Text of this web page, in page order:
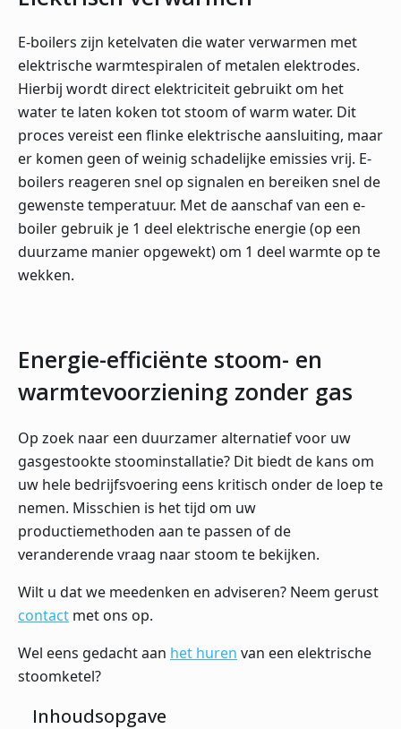
E-boilers zijn ketelvaten die water verwarmen met
elektrische warmtespiralen of metalen elektrodes.
Hierbij wordt direct elektriciteit gebruikt om het
water te laten koken tot stoom of warm water. Dit
proces vereist een flinke elektrische aansluiting, maar
er komen geen of weinig schadelijke emissies vrij. E-
boilers reageren snel op signalen en bereiken snel de
gewenste temperatuur. Met de aanschaf van een e-
boiler gebruik je 1 deel elektrische energie (op een
duurzame manier opgewekt) om 1 deel warmte op te
wekken.
Energie-efficiënte stoom- en
warmtevoorziening zonder gas
Op zoek naar een duurzamer alternatief voor uw
gasgestookte stoominstallatie? Dit biedt de kans om
uw hele bedrijfsvoering eens kritisch onder de loep te
nemen. Misschien is het tijd om uw
productiemethoden aan te passen of de
veranderende vraag naar stoom te bekijken.
Wilt u dat we meedenken en adviseren? Neem gerust
contact met ons op.
Wel eens gedacht aan het huren van een elektrische
stoomketel?
Inhoudsopgave